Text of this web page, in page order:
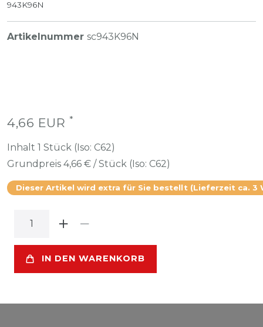
943K96N
Artikelnummer sc943K96N
4,66 EUR *
Inhalt 1 Stück (Iso: C62)
Grundpreis 4,66 € / Stück (Iso: C62)
Dieser Artikel wird extra für Sie bestellt (Lieferzeit ca. 3
IN DEN WARENKORB